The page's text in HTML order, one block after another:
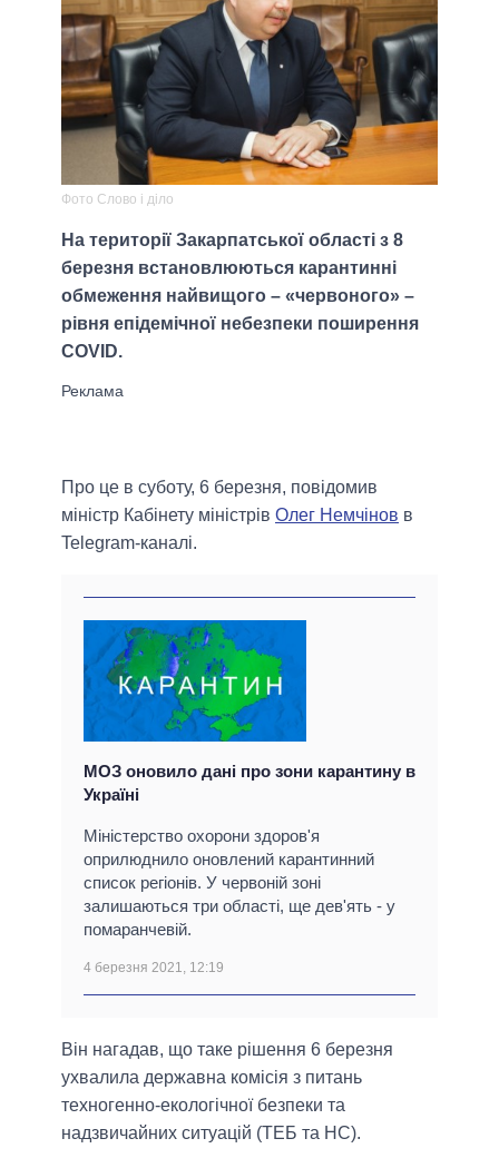
Фото Слово і діло
На території Закарпатської області з 8
березня встановлюються карантинні
обмеження найвищого – «червоного» –
рівня епідемічної небезпеки поширення
COVID.
Про це в суботу, 6 березня, повідомив
міністр Кабінету міністрів Олег Немчінов в
Telegram-каналі.
МОЗ оновило дані про зони карантину в
Україні
Міністерство охорони здоров'я
оприлюднило оновлений карантинний
список регіонів. У червоній зоні
залишаються три області, ще дев'ять - у
помаранчевій.
4 березня 2021, 12:19
Він нагадав, що таке рішення 6 березня
ухвалила державна комісія з питань
техногенно-екологічної безпеки та
надзвичайних ситуацій (ТЕБ та НС).